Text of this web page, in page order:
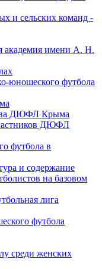
и сельских команд -
академия имени А. Н.
юношеского футбола
ДЮФЛ Крыма
ДЮФЛ
футбола в
и содержание
на базовом
лига
футбола
среди женских